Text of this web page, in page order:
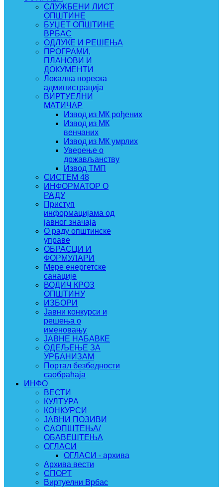
СЛУЖБЕНИ ЛИСТ
ОПШТИНЕ
БУЏЕТ ОПШТИНЕ
ВРБАС
ОДЛУКЕ И РЕШЕЊА
ПРОГРАМИ,
ПЛАНОВИ И
ДОКУМЕНТИ
Локална пореска
администрација
ВИРТУЕЛНИ
МАТИЧАР
Извод из МК рођених
Извод из МК
венчаних
Извод из МК умрлих
Уверење о
држављанству
Извод ТМП
СИСТЕМ 48
ИНФОРМАТОР О
РАДУ
Приступ
информацијама од
јавног значаја
О раду општинске
управе
ОБРАСЦИ И
ФОРМУЛАРИ
Мере енергетске
санације
ВОДИЧ КРОЗ
ОПШТИНУ
ИЗБОРИ
Јавни конкурси и
решења о
именовању
ЈАВНЕ НАБАВКЕ
ОДЕЉЕЊЕ ЗА
УРБАНИЗАМ
Портал безбедности
саобраћаја
ИНФО
ВЕСТИ
КУЛТУРА
КОНКУРСИ
ЈАВНИ ПОЗИВИ
САОПШТЕЊА/
ОБАВЕШТЕЊА
ОГЛАСИ
ОГЛАСИ - архива
Архива вести
СПОРТ
Виртуелни Врбас